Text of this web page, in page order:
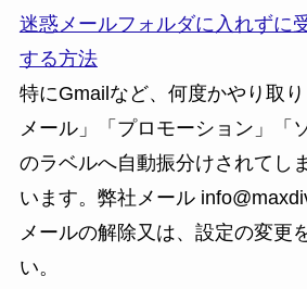
迷惑メールフォルダに入れずに
する方法
特にGmailなど、何度かやり取
メール」「プロモーション」「
のラベルへ自動振分けされてし
います。弊社メール
メールの解除又は、設定の変更
い。